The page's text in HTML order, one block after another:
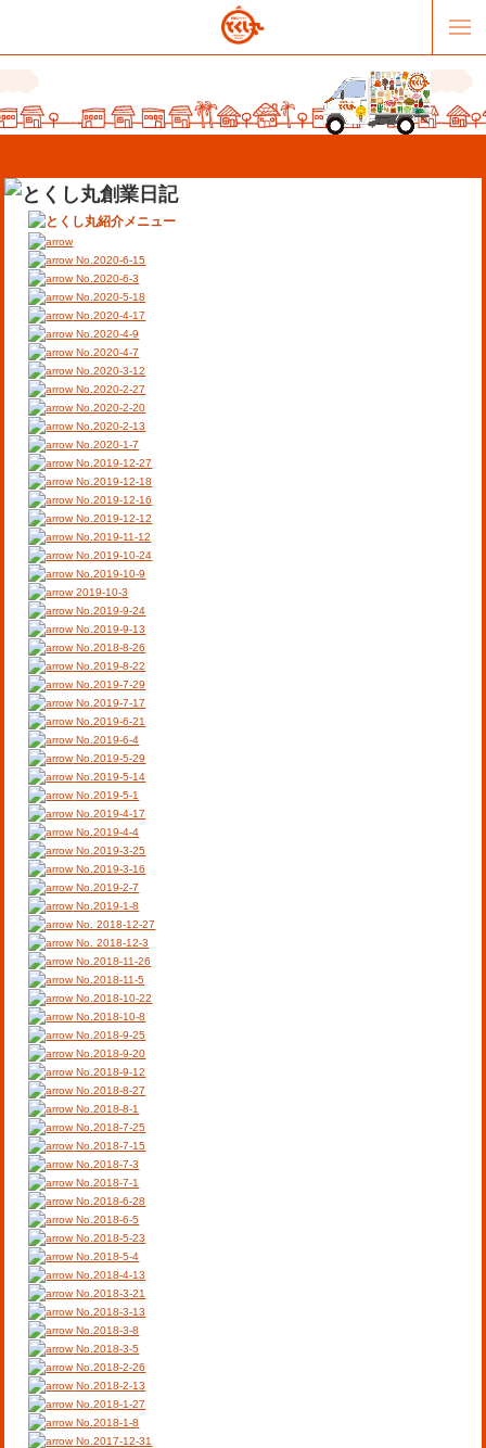
販売パートナー募集
オススメリンク
お問合せ
No.2020-6-15
No.2020-6-3
No.2020-5-18
No.2020-4-17
No.2020-4-9
No.2020-4-7
No.2020-3-12
No.2020-2-27
No.2020-2-20
No.2020-2-13
No.2020-1-7
No.2019-12-27
No.2019-12-18
No.2019-12-16
No.2019-12-12
No.2019-11-12
No.2019-10-24
No.2019-10-9
2019-10-3
No.2019-9-24
No.2019-9-13
No.2018-8-26
No.2019-8-22
No.2019-7-29
No.2019-7-17
No.2019-6-21
No.2019-6-4
No.2019-5-29
No.2019-5-14
No.2019-5-1
No.2019-4-17
No.2019-4-4
No.2019-3-25
No.2019-3-16
No.2019-2-7
No.2019-1-8
No. 2018-12-27
No. 2018-12-3
No.2018-11-26
No.2018-11-5
No.2018-10-22
No.2018-10-8
No.2018-9-25
No.2018-9-20
No.2018-9-12
No.2018-8-27
No.2018-8-1
No.2018-7-25
No.2018-7-15
No.2018-7-3
No.2018-7-1
No.2018-6-28
No.2018-6-5
No.2018-5-23
No.2018-5-4
No.2018-4-13
No.2018-3-21
No.2018-3-13
No.2018-3-8
No.2018-3-5
No.2018-2-26
No.2018-2-13
No.2018-1-27
No.2018-1-8
No.2017-12-31